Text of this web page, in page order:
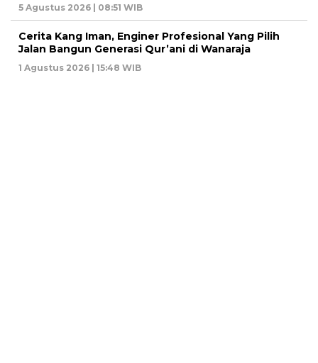
5 Agustus 2026 | 08:51 WIB
Cerita Kang Iman, Enginer Profesional Yang Pilih
Jalan Bangun Generasi Qur’ani di Wanaraja
1 Agustus 2026 | 15:48 WIB